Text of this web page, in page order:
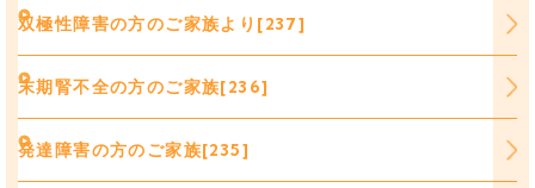
双極性障害の方のご家族より[237]
末期腎不全の方のご家族[236]
発達障害の方のご家族[235]